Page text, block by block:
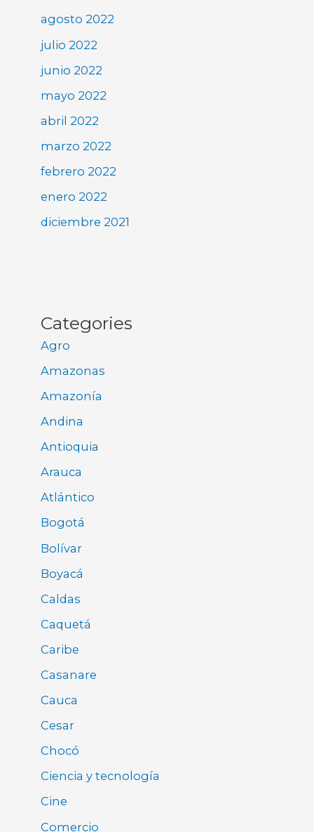
agosto 2022
julio 2022
junio 2022
mayo 2022
abril 2022
marzo 2022
febrero 2022
enero 2022
diciembre 2021
Categories
Agro
Amazonas
Amazonía
Andina
Antioquia
Arauca
Atlántico
Bogotá
Bolívar
Boyacá
Caldas
Caquetá
Caribe
Casanare
Cauca
Cesar
Chocó
Ciencia y tecnología
Cine
Comercio